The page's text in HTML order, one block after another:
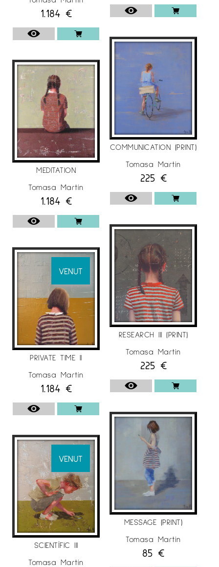
1.184 €
MEDITATION
Tomasa Martín
1.184 €
VENUT
PRIVATE TIME II
Tomasa Martín
1.184 €
VENUT
SCIENTÍFIC III
Tomasa Martín
COMMUNICATION (PRINT)
Tomasa Martín
225 €
RESEARCH III (PRINT)
Tomasa Martín
225 €
MESSAGE (PRINT)
Tomasa Martín
85 €